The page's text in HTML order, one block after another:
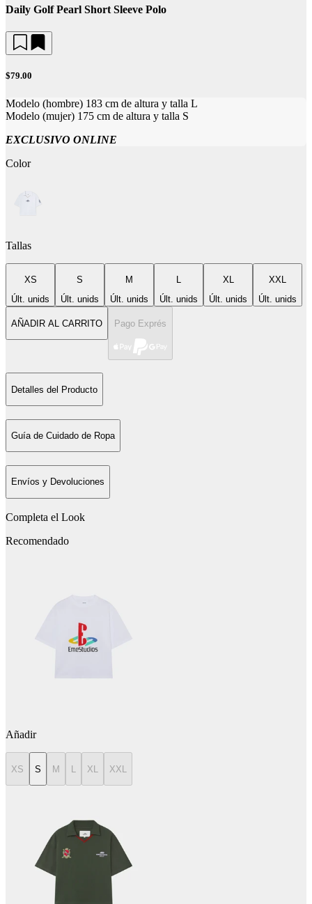
Daily Golf Pearl Short Sleeve Polo
$79.00
Modelo (hombre) 183 cm de altura y talla L
Modelo (mujer) 175 cm de altura y talla S
EXCLUSIVO ONLINE
Color
Tallas
XS
Últ. unids
S
Últ. unids
M
Últ. unids
Últ. unids
XL
Últ. unids
XXL
Últ. unids
AÑADIR AL CARRITO Pago Exprés
Detalles del Producto
Guía de Cuidado de Ropa
Envíos y Devoluciones
Completa el Look
Recomendado
Añadir
XS S M L XL XXL